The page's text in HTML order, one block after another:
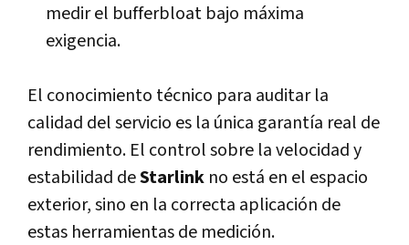
medir el bufferbloat bajo máxima
exigencia.
El conocimiento técnico para auditar la
calidad del servicio es la única garantía real de
rendimiento. El control sobre la velocidad y
estabilidad deStarlink no está en el espacio
exterior, sino en la correcta aplicación de
estas herramientas de medición.